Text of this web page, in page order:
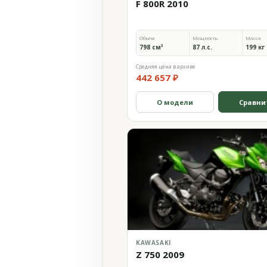
F 800R 2010
Объём
798 см³
Мощность
87 л.с.
Масса
199 кг
Средняя цена в архиве
442 657 ₽
О модели
KAWASAKI
Z 750 2009